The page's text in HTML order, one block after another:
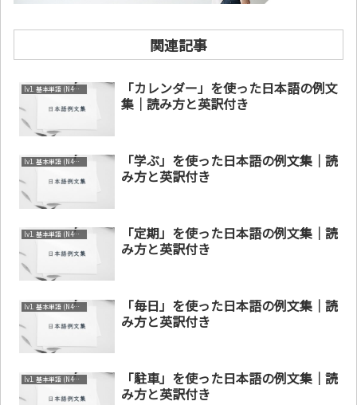
関連記事
lv1. 基本単語 (N4～N5)
「カレンダー」を使った日本語の例文
集｜読み方と英訳付き
lv1. 基本単語 (N4～N5)
「学ぶ」を使った日本語の例文集｜読
み方と英訳付き
lv1. 基本単語 (N4～N5)
「定期」を使った日本語の例文集｜読
み方と英訳付き
lv1. 基本単語 (N4～N5)
「毎日」を使った日本語の例文集｜読
み方と英訳付き
lv1. 基本単語 (N4～N5)
「駐車」を使った日本語の例文集｜読
み方と英訳付き